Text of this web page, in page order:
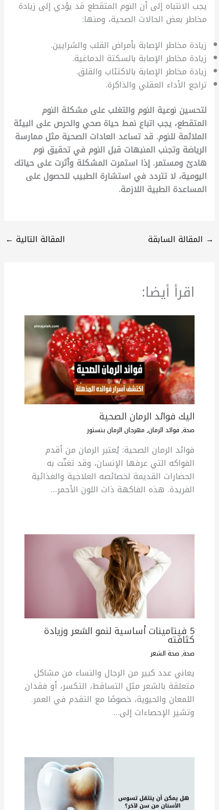
يجب الانتباه إلى أن النوم المتقطع قد يؤدي إلى زيادة
مخاطر بعض الحالات الصحية، ومنها:
زيادة مخاطر الإصابة بأمراض القلب والشرايين.
زيادة مخاطر الإصابة بالسكتة الدماغية.
زيادة مخاطر الإصابة بالاكتئاب والقلق.
تراجع الأداء العقلي والذاكرة.
لتحسين نوعية النوم والتغلب على مشكلة النوم
المتقطع، يجب اتباع نمط حياة صحي والحرص على البيئة
الملائمة للنوم. قد تساعد العادات الصحية مثل ممارسة
الرياضة وتجنب المنبهات قبل النوم في تحقيق نوم
هادئ ومستمر. إذا استمرت المشكلة وأثرت على حياتك
اليومية، لا تتردد في استشارة الطبيب للحصول على
المساعدة الطبية اللازمة.
→ المقالة السابقة المقالة التالية ←
اقرأ أيضا:
اليك فوائد الرمان الصحية
صحة, فوائد الرمان, مهرجان الرمان بتستور
فوائد الرمان الصحية: يُعتبر الرمان من أقدم
الفواكه التي عرفها الإنسان، وقد تغنّت به
الحضارات القديمة لخصائصه العلاجية والغذائية
الفريدة. هذه الفاكهة ذات اللون الأحمر…
5 فيتامينات أساسية لنمو الشعر وزيادة
كثافته
صحة, صحة الشعر
يعاني عدد كبير من الرجال والنساء من مشاكل
متعلقة بالشعر مثل التساقط، التكسر، أو فقدان
اللمعان والحيوية، خصوصًا مع التقدم في العمر.
وتشير الإحصاءات إلى…